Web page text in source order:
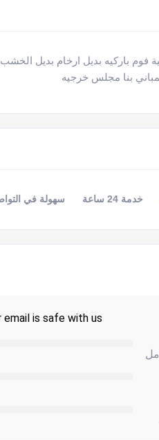
فوم باركيه بديل ارخام بديل
بنا مجلس خرجيه
خدمة 24 ساعة سهولة في
email is safe with us.